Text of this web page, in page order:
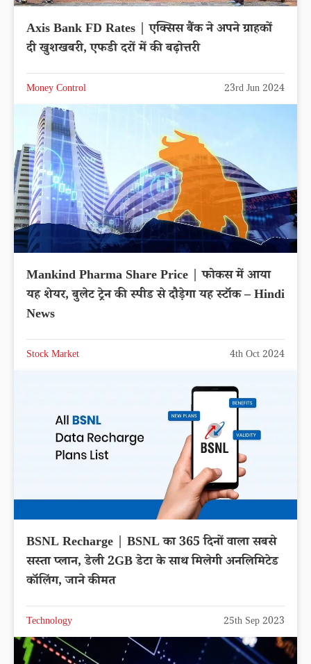
Axis Bank FD Rates | एक्सिस बैंक ने अपने ग्राहकों
दी खुशखबरी, एफडी दरों में की बढ़ोत्तरी
Money Control 23rd Jun 2024
Mankind Pharma Share Price | फोकस में आया
यह शेयर, बुलेट ट्रेन की स्पीड से दौड़ेगा यह स्टॉक – Hindi
News
Stock Market 4th Oct 2024
BSNL Recharge | BSNL का 365 दिनों वाला सबसे
सस्ता प्लान, डेली 2GB डेटा के साथ मिलेगी अनलिमिटेड
कॉलिंग, जाने कीमत
Technology 25th Sep 2023